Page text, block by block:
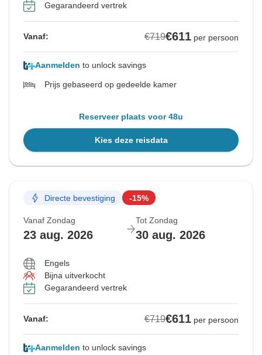
Gegarandeerd vertrek
Vanaf: €719€611 per persoon
Aanmelden to unlock savings
Prijs gebaseerd op gedeelde kamer
Reserveer plaats voor 48u
Kies deze reisdata
Directe bevestiging -15%
Vanaf Zondag
23 aug. 2026
Tot Zondag
30 aug. 2026
Engels
Bijna uitverkocht
Gegarandeerd vertrek
Vanaf: €719€611 per persoon
Aanmelden to unlock savings